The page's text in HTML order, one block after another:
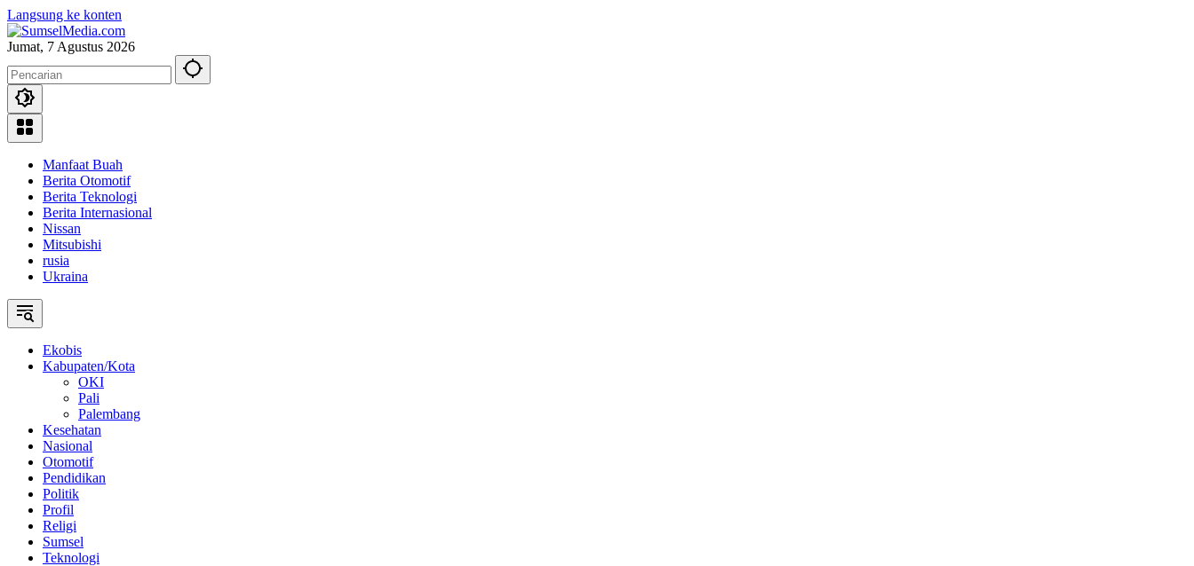
Langsung ke konten
Jumat, 7 Agustus 2026
Manfaat Buah
Berita Otomotif
Berita Teknologi
Berita Internasional
Nissan
Mitsubishi
rusia
Ukraina
Ekobis
Kabupaten/Kota
OKI
Pali
Palembang
Kesehatan
Nasional
Otomotif
Pendidikan
Politik
Profil
Religi
Sumsel
Teknologi